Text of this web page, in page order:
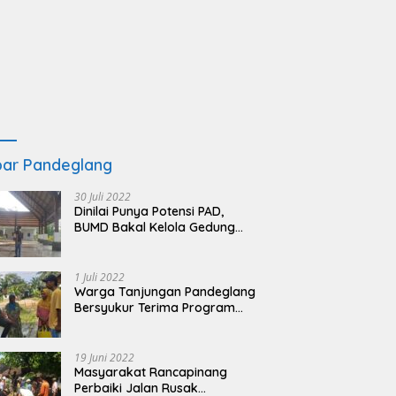
Pandeglang
30 Juli 2022
Dinilai Punya Potensi PAD,
BUMD Bakal Kelola Gedung
1 Juli 2022
Warga Tanjungan Pandeglang
Bersyukur Terima Program
19 Juni 2022
Masyarakat Rancapinang
Perbaiki Jalan Rusak